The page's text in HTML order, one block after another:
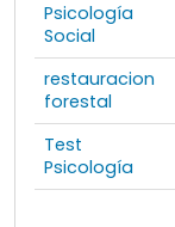
Psicología
Social
restauracion
forestal
Test
Psicología